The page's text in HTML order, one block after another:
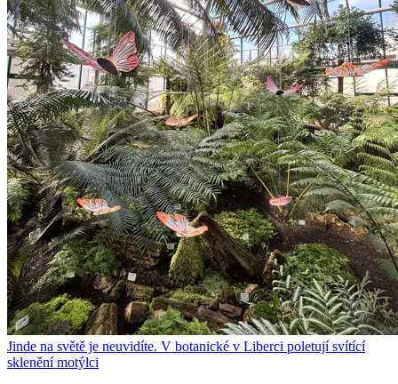
Jinde na světě je neuvidíte. V botanické v Liberci poletují svítící
sklenění motýlci